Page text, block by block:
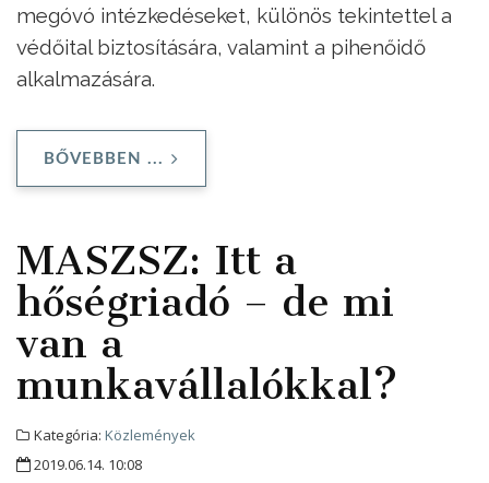
megóvó intézkedéseket, különös tekintettel a
védőital biztosítására, valamint a pihenőidő
alkalmazására.
BŐVEBBEN ...
MASZSZ: Itt a
hőségriadó – de mi
van a
munkavállalókkal?
Kategória: Közlemények
2019.06.14. 10:08